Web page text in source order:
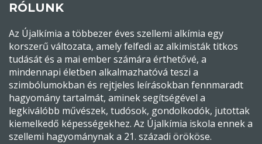
RÓLUNK
Az Újalkímia a többezer éves szellemi alkímia egy
korszerű változata, amely felfedi az alkimisták titkos
tudását és a mai ember számára érthetővé, a
mindennapi életben alkalmazhatóvá teszi a
szimbólumokban és rejtjeles leírásokban fennmaradt
hagyomány tartalmát, aminek segítségével a
legkiválóbb művészek, tudósok, gondolkodók, jutottak
kiemelkedő képességekhez. Az Újalkímia iskola ennek a
szellemi hagyománynak a 21. századi örököse.